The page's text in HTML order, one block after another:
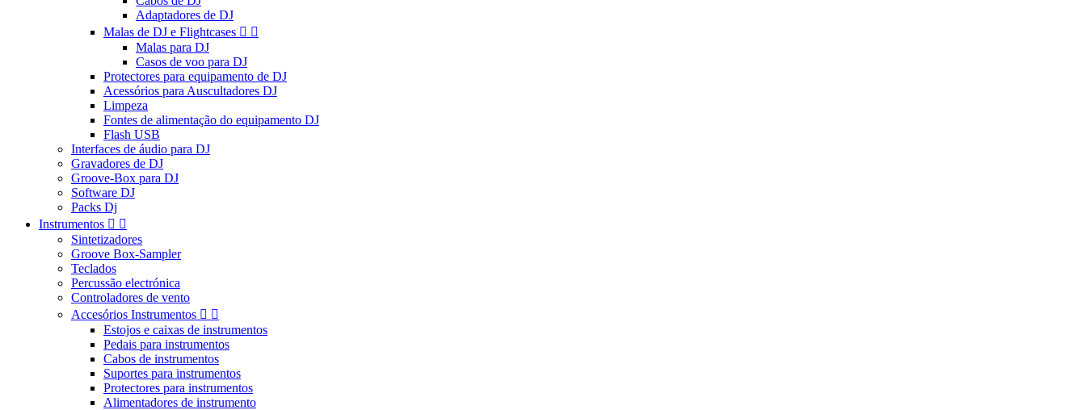
Adaptadores de DJ
Malas de DJ e Flightcases  
Malas para DJ
Casos de voo para DJ
Protectores para equipamento de DJ
Acessórios para Auscultadores DJ
Limpeza
Fontes de alimentação do equipamento DJ
Flash USB
Interfaces de áudio para DJ
Gravadores de DJ
Groove-Box para DJ
Software DJ
Packs Dj
Instrumentos  
Sintetizadores
Groove Box-Sampler
Teclados
Percussão electrónica
Controladores de vento
Accesórios Instrumentos  
Estojos e caixas de instrumentos
Pedais para instrumentos
Cabos de instrumentos
Suportes para instrumentos
Protectores para instrumentos
Alimentadores de instrumento